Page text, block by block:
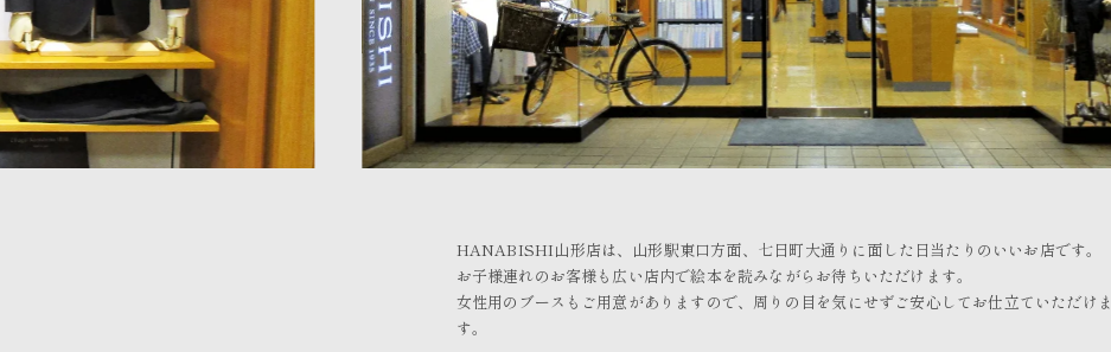
HANABISHI山形店は、山形駅東口方面、七日町大通りに面した日当たりのいいお店です。
お子様連れのお客様も広い店内で絵本を読みながらお待ちいただけます。
女性用のブースもご用意がありますので、周りの目を気にせずご安心してお仕立ていただけま
す。